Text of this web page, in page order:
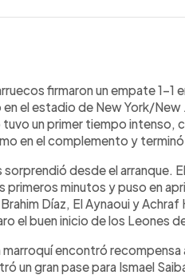
Escuchar artículo
firmaron un empate 1-1
el estadio de New York/New
un primer tiempo intenso,
en el complemento y
sorprendió desde el arranque.
primeros minutos y puso en
Díaz, El Aynaoui y
el buen inicio de los Leones
marroquí encontró recompensa
un gran pase para Ismael